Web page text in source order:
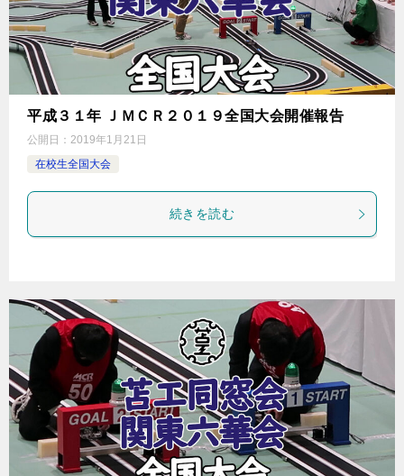
平成３１年 ＪＭＣＲ２０１９全国大会開催報告
公開日： 2019年1月21日
在校生全国大会
続きを読む